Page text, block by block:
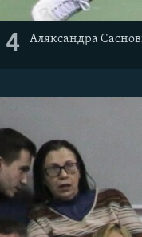
4 Аляксандра